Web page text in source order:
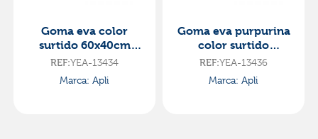
Goma eva color
surtido 60x40cm
2mm grosor 10 hojas
REF:YEA-13434
Marca: Apli
Goma eva purpurina
color surtido
60x40cm 2mm grosor
5 hojas
REF:YEA-13436
Marca: Apli